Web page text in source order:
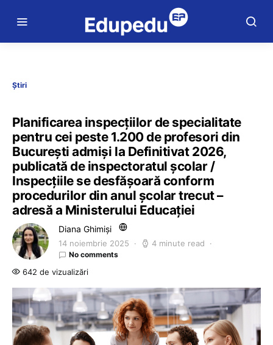
Știri
Planificarea inspecțiilor de specialitate
pentru cei peste 1.200 de profesori din
București admiși la Definitivat 2026,
publicată de inspectoratul școlar /
Inspecțiile se desfășoară conform
procedurilor din anul școlar trecut –
adresă a Ministerului Educației
Diana Ghimiși
14 noiembrie 2025 4 minute read
No comments
642 de vizualizări